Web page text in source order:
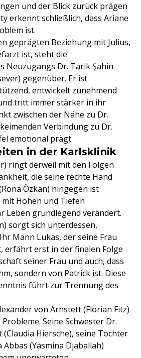
und der Blick zurück prägen
erkennt schließlich, dass Ariane
ist.
geprägten Beziehung mit Julius,
ist, steht die
Neuzugangs Dr. Tarik Şahin
gegenüber. Er ist
entwickelt zunehmend
tritt immer stärker in ihr
zwischen der Nähe zu Dr.
Verbindung zu Dr.
emotional prägt.
in der Karlsklinik
ringt derweil mit den Folgen
die seine rechte Hand
Özkan) hingegen ist
Höhen und Tiefen
Leben grundlegend verändert.
sorgt sich unterdessen,
Mann Lukas, der seine Frau
erfährt erst in der finalen Folge
seiner Frau und auch, dass
sondern von Patrick ist. Diese
führt zur Trennung des
von Arnstett (Florian Fitz)
Seine Schwester Dr.
Hiersche), seine Tochter
(Yasmina Djaballah)